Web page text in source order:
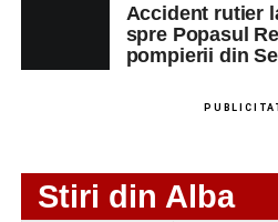
Accident pe strada
de 66 de ani rănită grav,
motocicletă
4–6 septembrie 2026:
Accident rutier
spre Popasul
pompierii din
Stiri din Alba